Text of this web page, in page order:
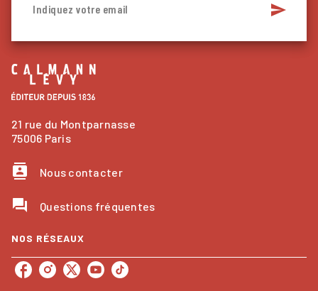
Indiquez votre email send
21 rue du Montparnasse
75006 Paris
contacts Nous contacter
question_answer Questions fréquentes
NOS RÉSEAUX